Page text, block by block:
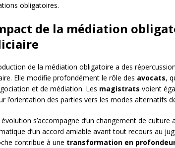
obligatoires.
de la médiation
de la médiation obligatoire a des
Elle modifie profondément le rôle des avocats,
et de médiation. Les magistrats voient
l’orientation des parties vers les modes alternatifs
s’accompagne d’un changement de
d’un accord amiable avant tout recours au
contribue à une transformation en